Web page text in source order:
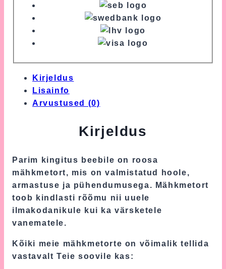
Kirjeldus
Lisainfo
Arvustused (0)
Kirjeldus
Parim kingitus beebile on roosa
mähkmetort, mis on valmistatud hoole,
armastuse ja pühendumusega. Mähkmetort
toob kindlasti rõõmu nii uuele
ilmakodanikule kui ka värsketele
vanematele.
Kõiki meie mähkmetorte on võimalik tellida
vastavalt Teie soovile kas: